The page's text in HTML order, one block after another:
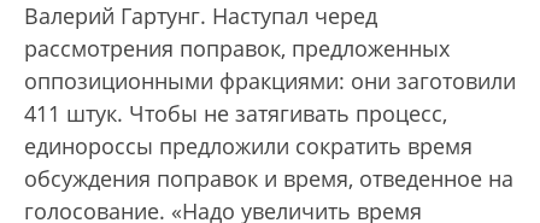
Валерий Гартунг. Наступал черед
рассмотрения поправок, предложенных
оппозиционными фракциями: они заготовили
411 штук. Чтобы не затягивать процесс,
единороссы предложили сократить время
обсуждения поправок и время, отведенное на
голосование. «Надо увеличить время